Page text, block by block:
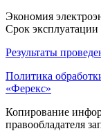
Экономия
Срок эксплуатации
Результаты
Политика
«Ферекс»
Копирование
правообладателя